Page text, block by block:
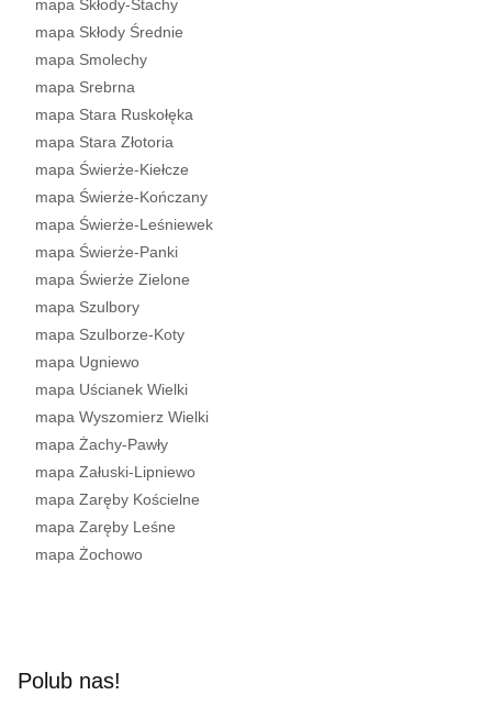
mapa Skłody-Stachy
mapa Skłody Średnie
mapa Smolechy
mapa Srebrna
mapa Stara Ruskołęka
mapa Stara Złotoria
mapa Świerże-Kiełcze
mapa Świerże-Kończany
mapa Świerże-Leśniewek
mapa Świerże-Panki
mapa Świerże Zielone
mapa Szulbory
mapa Szulborze-Koty
mapa Ugniewo
mapa Uścianek Wielki
mapa Wyszomierz Wielki
mapa Żachy-Pawły
mapa Załuski-Lipniewo
mapa Zaręby Kościelne
mapa Zaręby Leśne
mapa Żochowo
Polub nas!